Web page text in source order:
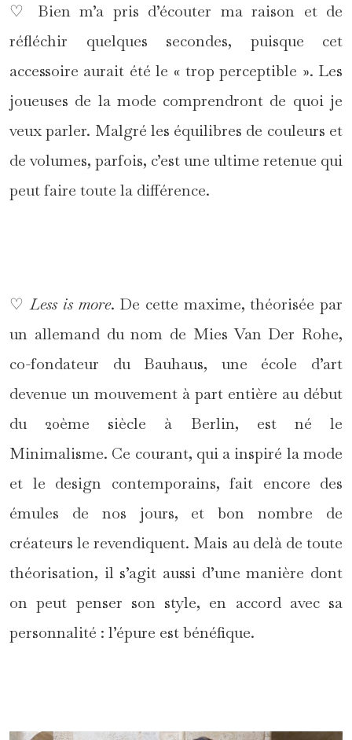
♡ Bien m’a pris d’écouter ma raison et de
réfléchir quelques secondes, puisque cet
accessoire aurait été le « trop perceptible ». Les
joueuses de la mode comprendront de quoi je
veux parler. Malgré les équilibres de couleurs et
de volumes, parfois, c’est une ultime retenue qui
peut faire toute la différence.
♡Less is more. De cette maxime, théorisée par
un allemand du nom de Mies Van Der Rohe,
co-fondateur du Bauhaus, une école d’art
devenue un mouvement à part entière au début
du 20ème siècle à Berlin, est né le
Minimalisme. Ce courant, qui a inspiré la mode
et le design contemporains, fait encore des
émules de nos jours, et bon nombre de
créateurs le revendiquent. Mais au delà de toute
théorisation, il s’agit aussi d’une manière dont
on peut penser son style, en accord avec sa
personnalité : l’épure est bénéfique.